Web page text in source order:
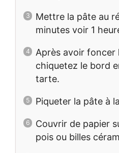
Mettre la pâte au
minutes voir 1
Après avoir foncer
chiquetez le bord
tarte.
Piqueter la pâte à
Couvrir de papier
pois ou billes